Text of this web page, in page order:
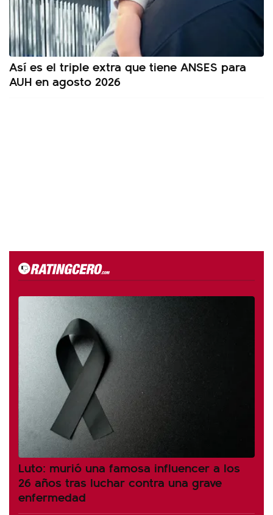
Así es el triple extra que tiene ANSES para
AUH en agosto 2026
Luto: murió una famosa influencer a los
26 años tras luchar contra una grave
enfermedad